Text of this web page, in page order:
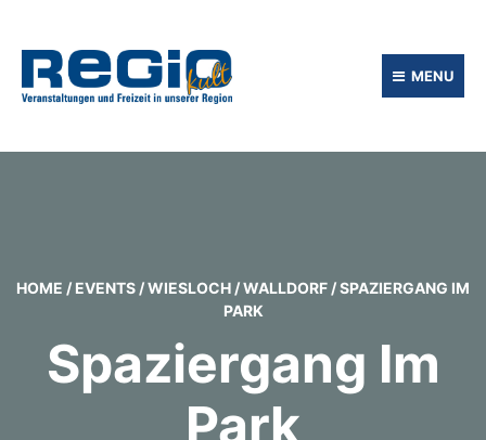
MENU
HOME / EVENTS /WIESLOCH / WALLDORF /SPAZIERGANG IM
PARK
Spaziergang Im
Park